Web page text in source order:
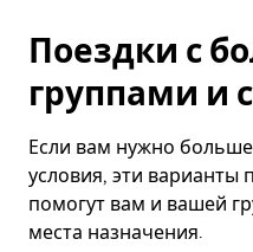
Поездки с
группами и
Если вам нужно
условия, эти варианты
помогут вам и вашей
места назначения.